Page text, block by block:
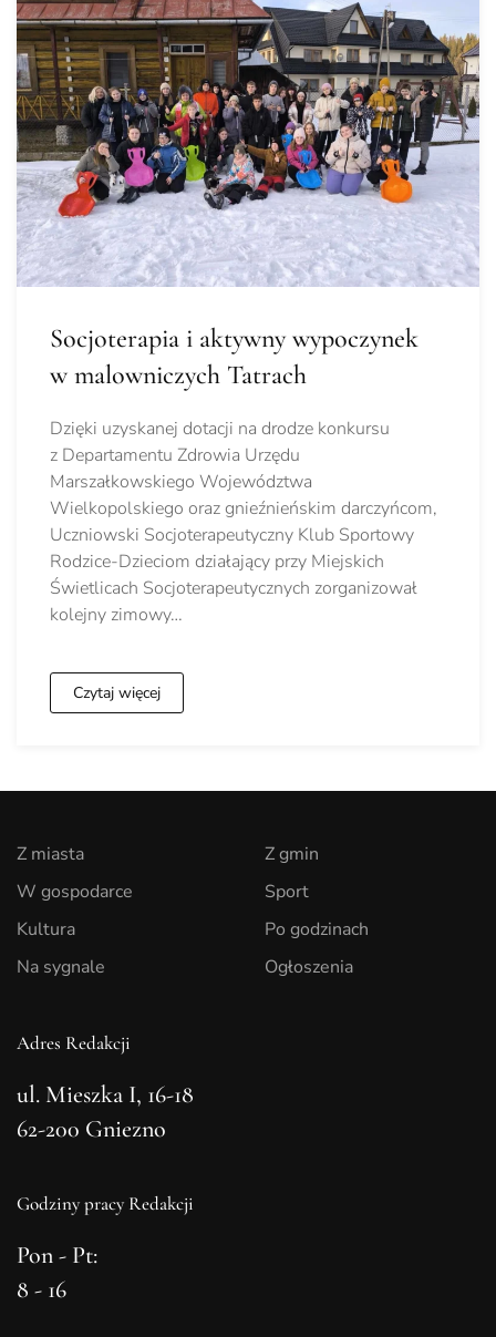
Socjoterapia i aktywny wypoczynek
w malowniczych Tatrach
Dzięki uzyskanej dotacji na drodze konkursu
z Departamentu Zdrowia Urzędu
Marszałkowskiego Województwa
Wielkopolskiego oraz gnieźnieńskim darczyńcom,
Uczniowski Socjoterapeutyczny Klub Sportowy
Rodzice-Dzieciom działający przy Miejskich
Świetlicach Socjoterapeutycznych zorganizował
kolejny zimowy…
Czytaj więcej
Z miasta
W gospodarce
Kultura
Na sygnale
Z gmin
Sport
Po godzinach
Ogłoszenia
Adres Redakcji
ul. Mieszka I, 16-18
62-200 Gniezno
Godziny pracy Redakcji
Pon - Pt:
8 - 16